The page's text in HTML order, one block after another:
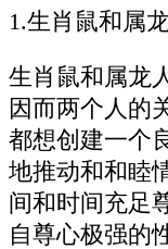
1.生肖鼠和属
生肖鼠和属龙
因而两个人的
都想创建一个
地推动和和睦
间和时间充足
自尊心极强的